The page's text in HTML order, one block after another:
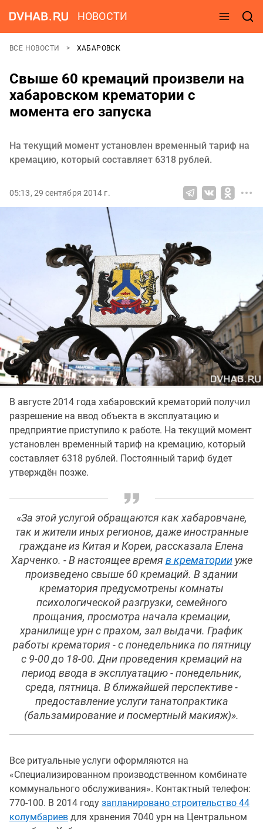
НОВОСТИ
ВСЕ НОВОСТИ ХАБАРОВСК
Свыше 60 кремаций произвели на
хабаровском крематории с
момента его запуска
На текущий момент установлен временный тариф на
кремацию, который составляет 6318 рублей.
05:13, 29 сентября 2014 г.
В августе 2014 года хабаровский крематорий получил
разрешение на ввод объекта в эксплуатацию и
предприятие приступило к работе. На текущий момент
установлен временный тариф на кремацию, который
составляет 6318 рублей. Постоянный тариф будет
утверждён позже.
«За этой услугой обращаются как хабаровчане,
так и жители иных регионов, даже иностранные
граждане из Китая и Кореи, рассказала Елена
Харченко. - В настоящее время в крематорииуже
произведено свыше 60 кремаций. В здании
крематория предусмотрены комнаты
психологической разгрузки, семейного
прощания, просмотра начала кремации,
хранилище урн с прахом, зал выдачи. График
работы крематория - с понедельника по пятницу
с 9-00 до 18-00. Дни проведения кремаций на
период ввода в эксплуатацию - понедельник,
среда, пятница. В ближайшей перспективе -
предоставление услуги танатопрактика
(бальзамирование и посмертный макияж)».
Все ритуальные услуги оформляются на
«Специализированном производственном комбинате
коммунального обслуживания». Контактный телефон:
770-100. В 2014 году запланировано строительство 44
колумбариев для хранения 7040 урн на Центральном